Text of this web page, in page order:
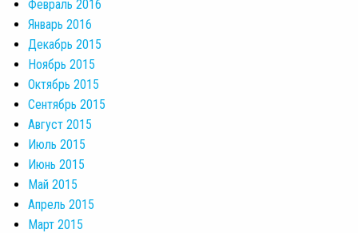
Февраль 2016
Январь 2016
Декабрь 2015
Ноябрь 2015
Октябрь 2015
Сентябрь 2015
Август 2015
Июль 2015
Июнь 2015
Май 2015
Апрель 2015
Март 2015